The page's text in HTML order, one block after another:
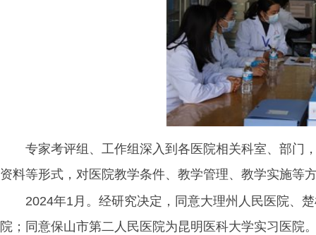
专家考评组、工作组深入到各医院相关科室、部门
资料等形式，对医院教学条件、教学管理、教学实施等
2024年1月。经研究决定，同意大理州人民医院、
院；同意保山市第二人民医院为昆明医科大学实习医院